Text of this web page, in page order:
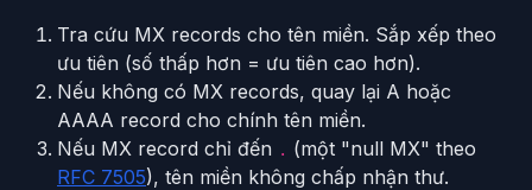
Tra cứu MX records cho tên miền. Sắp xếp theo
ưu tiên (số thấp hơn = ưu tiên cao hơn).
Nếu không có MX records, quay lại A hoặc
AAAA record cho chính tên miền.
Nếu MX record chỉ đến . (một "null MX" theo
RFC 7505), tên miền không chấp nhận thư.